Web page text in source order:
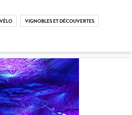
VIGNOBLES ET DÉCOUVERTES